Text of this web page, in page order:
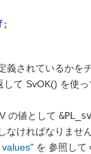
;
義されているかを
て SvOK() を使っ
の値として
なければなりませ
を 参照して